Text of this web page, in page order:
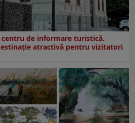
centru de informare turistică.
atractivă pentru vizitatori